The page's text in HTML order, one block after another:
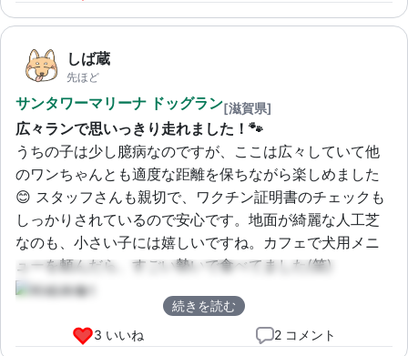
しば蔵
先ほど
サンタワーマリーナ ドッグラン[滋賀県]
広々ランで思いっきり走れました！🐾
うちの子は少し臆病なのですが、ここは広々していて他
のワンちゃんとも適度な距離を保ちながら楽しめました
😊 スタッフさんも親切で、ワクチン証明書のチェックも
しっかりされているので安心です。地面が綺麗な人工芝
なのも、小さい子には嬉しいですね。カフェで犬用メニ
ューを頼んだら、すごい勢いで食べてました(笑)
続きを読む
3 いいね
2 コメント